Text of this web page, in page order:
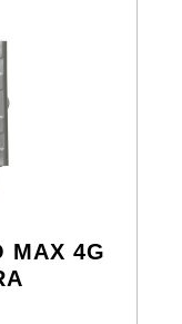
MAX 4G